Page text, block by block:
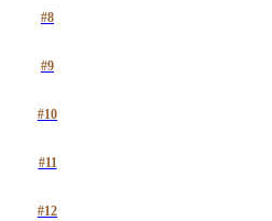
#8
#9
#10
#11
#12